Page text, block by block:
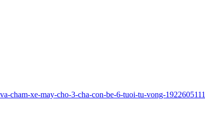
cham-xe-may-cho-3-cha-con-be-6-tuoi-tu-vong-